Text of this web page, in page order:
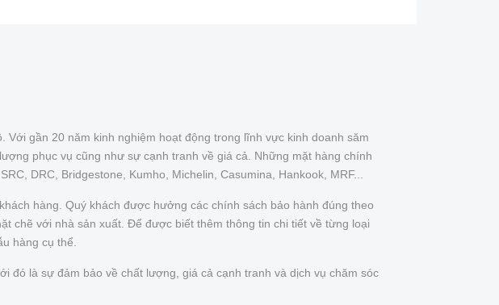
gần 20 năm kinh nghiệm hoạt động trong lĩnh vực kinh doanh săm
phục vụ cũng như sự cạnh tranh về giá cả. Những mặt hàng chính
DRC, Bridgestone, Kumho, Michelin, Casumina, Hankook, MRF...
hàng. Quý khách được hưởng các chính sách bảo hành đúng theo
chẽ với nhà sản xuất. Để được biết thêm thông tin chi tiết về từng loại
hàng cụ thể.
đó là sự đảm bảo về chất lượng, giá cả cạnh tranh và dịch vụ chăm sóc